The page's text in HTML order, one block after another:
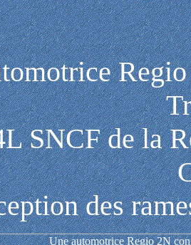
SNCF de la
des